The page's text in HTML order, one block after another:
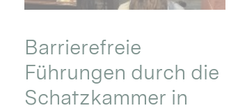
Barrierefreie
Führungen durch die
Schatzkammer in